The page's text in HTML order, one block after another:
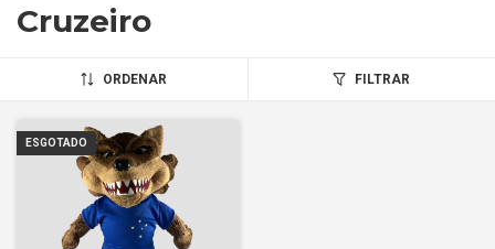
Cruzeiro
ORDENAR FILTRAR
ESGOTADO